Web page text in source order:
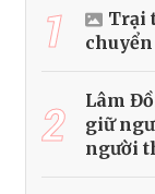
1
Trại
2
Lâm
giữ
người